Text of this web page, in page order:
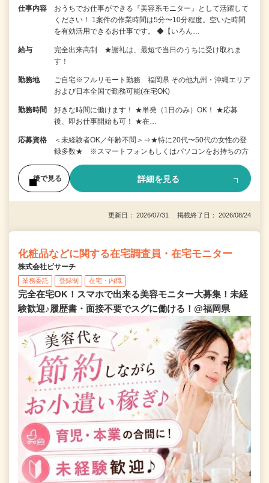
仕事内容
おうちでお仕事ができる『美容系モニター』として活躍して
ください！ 1案件の作業時間は5分〜10分程度。空いた時間
を有効活用できるお仕事です。 ◆【いろん…
給与
完全出来高制 ★謝礼は、最短で当日のうちに受け取れま
す！
勤務地
ご自宅※フルリモート勤務 福岡県 その他九州・沖縄エリア
および日本全国で勤務可能(在宅OK)
勤務時間
好きな時間に働けます！ ★単発（1日のみ）OK！ ★応募
後、即お仕事開始も可！ ★在…
応募資格
＜未経験者OK／年齢不問＞⇒★特に20代〜50代の女性の登
録多数★ ※スマートフォンもしくはパソコンをお持ちの方
後で見る 詳細を見る
更新日： 2026/07/31 掲載終了日： 2026/08/24
化粧品などに関する在宅調査員・在宅モニター
株式会社ビサーチ
業務委託 登録制 在宅・内職
完全在宅OK！スマホで出来る美容モニター大募集！未経
験歓迎♪履歴書・面接不要でスグに働ける！@福岡県